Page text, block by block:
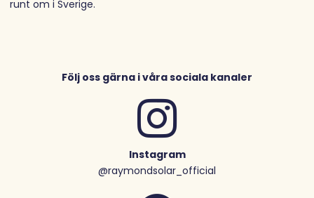
runt om i Sverige.
Följ oss gärna i våra sociala kanaler
Instagram
@raymondsolar_official